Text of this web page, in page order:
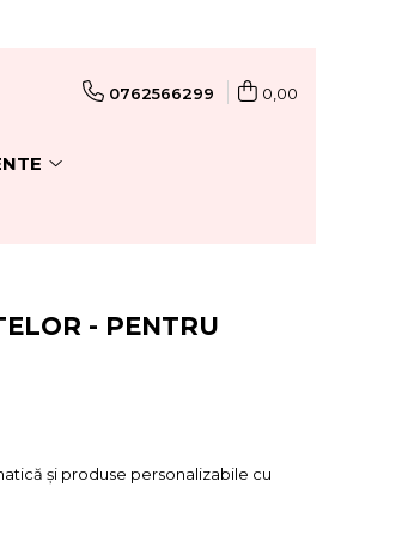
0762566299 0,00
- PENTRU
și produse personalizabile cu